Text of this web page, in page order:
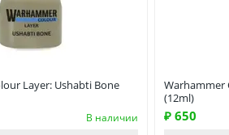
Layer: Ushabti Bone
В наличии
Warhammer
(12ml)
₽ 650